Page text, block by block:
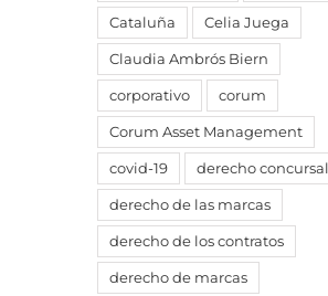
Cataluña Celia Juega
Claudia Ambrós Biern
corporativo corum
Corum Asset Management
covid-19 derecho concursal
derecho de las marcas
derecho de los contratos
derecho de marcas